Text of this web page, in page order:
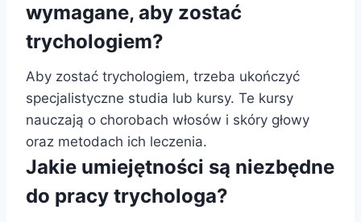
wymagane, aby zostać
trychologiem?
Aby zostać trychologiem, trzeba ukończyć
specjalistyczne studia lub kursy. Te kursy
nauczają o chorobach włosów i skóry głowy
oraz metodach ich leczenia.
Jakie umiejętności są niezbędne
do pracy trychologa?